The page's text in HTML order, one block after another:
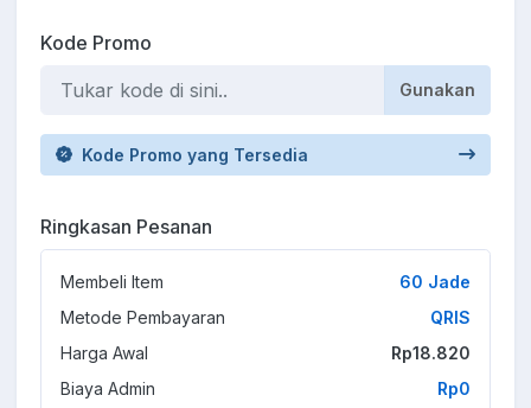
Kode Promo
Gunakan
Kode Promo yang Tersedia
Ringkasan Pesanan
Membeli Item
60 Jade
Metode Pembayaran
QRIS
Harga Awal
Rp18.820
Biaya Admin
Rp0